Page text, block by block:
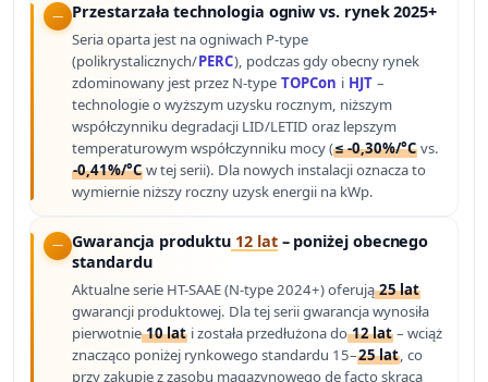
Przestarzała technologia ogniw vs. rynek 2025+
Seria oparta jest na ogniwach P-type
(polikrystalicznych/PERC), podczas gdy obecny rynek
zdominowany jest przez N-type TOPCon i HJT –
technologie o wyższym uzysku rocznym, niższym
współczynniku degradacji LID/LETID oraz lepszym
temperaturowym współczynniku mocy (≤ -0,30%/°C vs.
-0,41%/°C w tej serii). Dla nowych instalacji oznacza to
wymiernie niższy roczny uzysk energii na kWp.
Gwarancja produktu 12 lat– poniżej obecnego
standardu
Aktualne serie HT-SAAE (N-type 2024+) oferują25 lat
gwarancji produktowej. Dla tej serii gwarancja wynosiła
pierwotnie10 lat i została przedłużona do12 lat – wciąż
znacząco poniżej rynkowego standardu 15–25 lat, co
przy zakupie z zasobu magazynowego de facto skraca